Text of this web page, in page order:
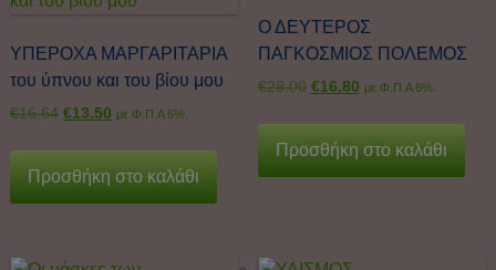
ΥΠΕΡΟΧΑ ΜΑΡΓΑΡΙΤΑΡΙΑ
του ύπνου και του βίου μου
€16.64 €13.50 με Φ.Π.Α 6%.
Προσθήκη στο καλάθι
Ο ΔΕΥΤΕΡΟΣ
ΠΑΓΚΟΣΜΙΟΣ ΠΟΛΕΜΟΣ
€28.00 €16.80 με Φ.Π.Α 6%.
Προσθήκη στο καλάθι